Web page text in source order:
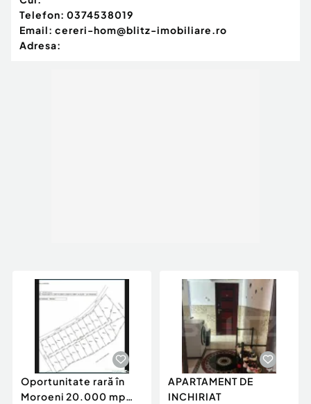
Telefon: 0374538019
Email: cereri-hom@blitz-imobiliare.ro
Adresa:
Oportunitate rară în
Moroeni 20.000 mp
APARTAMENT DE
INCHIRIAT